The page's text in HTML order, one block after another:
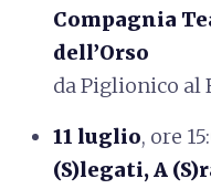
Compagnia
dell’Orso
da Piglionico al
11 luglio, ore
(S)legati, A